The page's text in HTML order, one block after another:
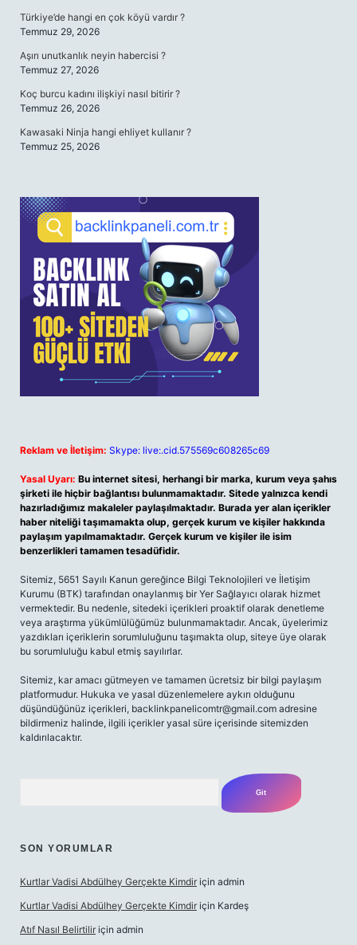
Türkiye’de hangi en çok köyü vardır ?
Temmuz 29, 2026
Aşırı unutkanlık neyin habercisi ?
Temmuz 27, 2026
Koç burcu kadını ilişkiyi nasıl bitirir ?
Temmuz 26, 2026
Kawasaki Ninja hangi ehliyet kullanır ?
Temmuz 25, 2026
Reklam ve İletişim: Skype: live:.cid.575569c608265c69
Yasal Uyarı: Bu internet sitesi, herhangi bir marka, kurum veya şahıs
şirketi ile hiçbir bağlantısı bulunmamaktadır. Sitede yalnızca kendi
hazırladığımız makaleler paylaşılmaktadır. Burada yer alan içerikler
haber niteliği taşımamakta olup, gerçek kurum ve kişiler hakkında
paylaşım yapılmamaktadır. Gerçek kurum ve kişiler ile isim
benzerlikleri tamamen tesadüfidir.
Sitemiz, 5651 Sayılı Kanun gereğince Bilgi Teknolojileri ve İletişim
Kurumu (BTK) tarafından onaylanmış bir Yer Sağlayıcı olarak hizmet
vermektedir. Bu nedenle, sitedeki içerikleri proaktif olarak denetleme
veya araştırma yükümlülüğümüz bulunmamaktadır. Ancak, üyelerimiz
yazdıkları içeriklerin sorumluluğunu taşımakta olup, siteye üye olarak
bu sorumluluğu kabul etmiş sayılırlar.
Sitemiz, kar amacı gütmeyen ve tamamen ücretsiz bir bilgi paylaşım
platformudur. Hukuka ve yasal düzenlemelere aykırı olduğunu
düşündüğünüz içerikleri, backlinkpanelicomtr@gmail.com adresine
bildirmeniz halinde, ilgili içerikler yasal süre içerisinde sitemizden
kaldırılacaktır.
SON YORUMLAR
Kurtlar Vadisi Abdülhey Gerçekte Kimdir için admin
Kurtlar Vadisi Abdülhey Gerçekte Kimdir için Kardeş
Atıf Nasıl Belirtilir için admin